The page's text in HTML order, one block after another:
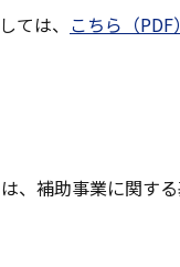
ては、 こちら（PDF）
、補助事業に関す